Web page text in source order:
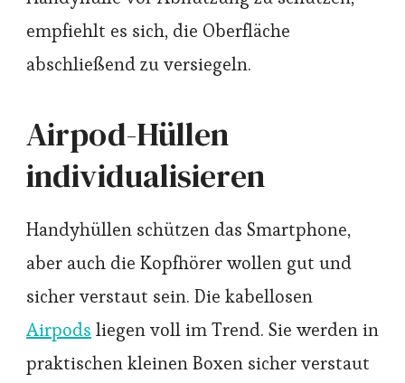
empfiehlt es sich, die Oberfläche
abschließend zu versiegeln.
Airpod-Hüllen
individualisieren
Handyhüllen schützen das Smartphone,
aber auch die Kopfhörer wollen gut und
sicher verstaut sein. Die kabellosen
Airpods liegen voll im Trend. Sie werden in
praktischen kleinen Boxen sicher verstaut